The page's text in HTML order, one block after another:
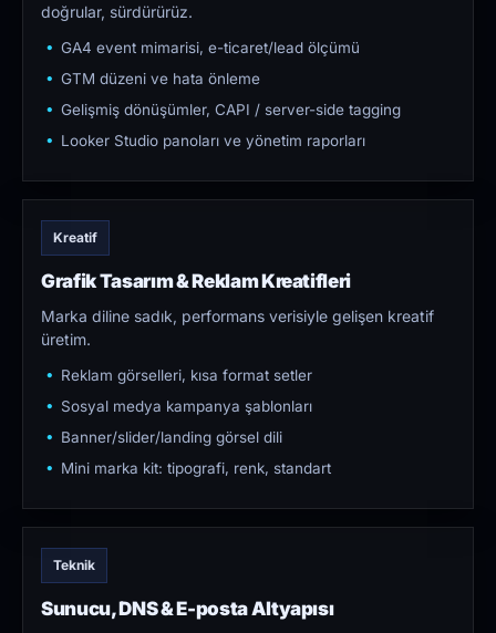
doğrular, sürdürürüz.
GA4 event mimarisi, e-ticaret/lead ölçümü
GTM düzeni ve hata önleme
Gelişmiş dönüşümler, CAPI / server-side tagging
Looker Studio panoları ve yönetim raporları
Kreatif
Grafik Tasarım & Reklam Kreatifleri
Marka diline sadık, performans verisiyle gelişen kreatif
üretim.
Reklam görselleri, kısa format setler
Sosyal medya kampanya şablonları
Banner/slider/landing görsel dili
Mini marka kit: tipografi, renk, standart
Teknik
Sunucu, DNS & E-posta Altyapısı